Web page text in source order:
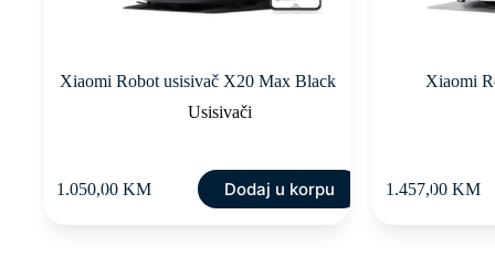
Xiaomi Robot usisivač X20 Max Black
Usisivači
1.050,00KM Dodaj u korpu
Xiaomi
1.457,00 KM